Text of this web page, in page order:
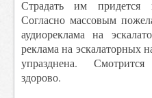
Страдать им
Согласно массовым
аудиореклама на
реклама на эскалаторных
упразднена.
здорово.